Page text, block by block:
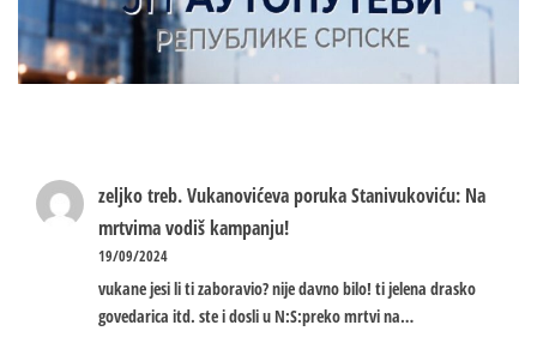
zeljko treb.Vukanovićeva poruka Stanivukoviću: Na
mrtvima vodiš kampanju!
19/09/2024
vukane jesi li ti zaboravio? nije davno bilo! ti jelena drasko
govedarica itd. ste i dosli u N:S:preko mrtvi na…